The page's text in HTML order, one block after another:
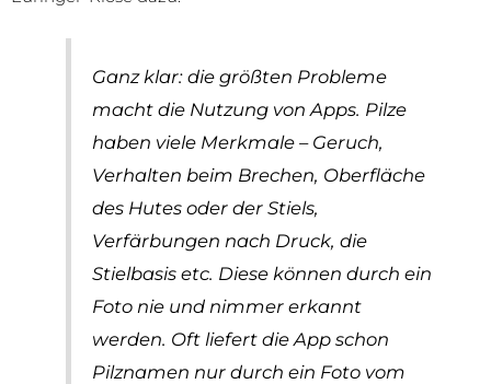
Ganz klar: die größten Probleme
macht die Nutzung von Apps. Pilze
haben viele Merkmale – Geruch,
Verhalten beim Brechen, Oberfläche
des Hutes oder der Stiels,
Verfärbungen nach Druck, die
Stielbasis etc. Diese können durch ein
Foto nie und nimmer erkannt
werden. Oft liefert die App schon
Pilznamen nur durch ein Foto vom